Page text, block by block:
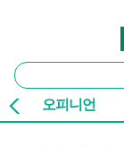
통
합
검
색
오피니언